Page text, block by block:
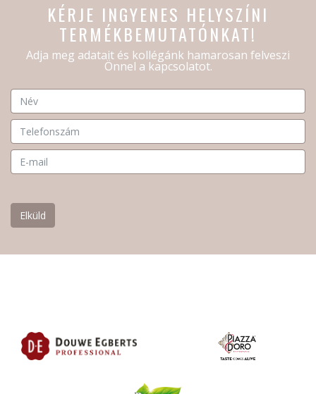
KÉRJE INGYENES HELYSZÍNI
TERMÉKBEMUTATÓNKAT!
Adja meg adatait és kollégánk hamarosan felveszi
Önnel a kapcsolatot.